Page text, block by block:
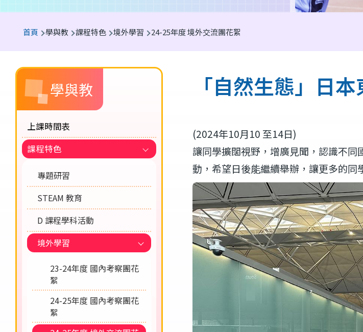
導
航
連
結
首頁 學與教 課程特色 境外學習 24-25年度 境外交流團花絮
「自然生態」日
(2024年10月10 至14日)
讓同學擴闊視野，增廣見聞，認識不
動，希望日後能繼續舉辦，讓更多的同
Main
navigation
學與教
上課時間表
課程特色
專題研習
STEAM 教育
D 課程學科活動
境外學習
23-24年度 國內考察團花
絮
24-25年度 國內考察團花
絮